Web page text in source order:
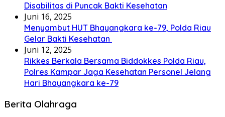
Disabilitas di Puncak Bakti Kesehatan
Juni 16, 2025
Menyambut HUT Bhayangkara ke-79, Polda Riau
Gelar Bakti Kesehatan
Juni 12, 2025
Rikkes Berkala Bersama Biddokkes Polda Riau,
Polres Kampar Jaga Kesehatan Personel Jelang
Hari Bhayangkara ke-79
Berita Olahraga